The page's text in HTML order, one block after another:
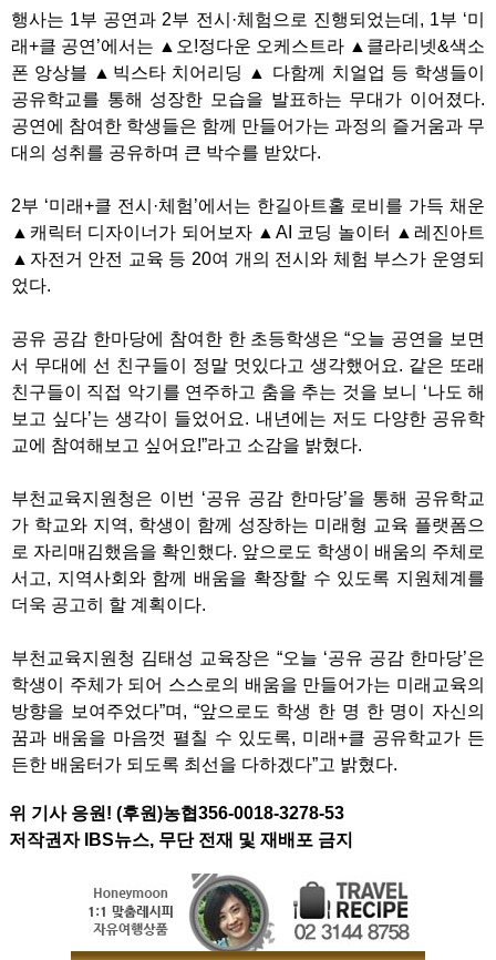
행사는 1부 공연과 2부 전시·체험으로 진행되었는데, 1부 ‘미
래+클 공연’에서는 ▲오!정다운 오케스트라 ▲클라리넷&색소
폰 앙상블 ▲빅스타 치어리딩 ▲ 다함께 치얼업 등 학생들이
공유학교를 통해 성장한 모습을 발표하는 무대가 이어졌다.
공연에 참여한 학생들은 함께 만들어가는 과정의 즐거움과 무
대의 성취를 공유하며 큰 박수를 받았다.
2부 ‘미래+클 전시·체험’에서는 한길아트홀 로비를 가득 채운
▲캐릭터 디자이너가 되어보자 ▲AI 코딩 놀이터 ▲레진아트
▲자전거 안전 교육 등 20여 개의 전시와 체험 부스가 운영되
었다.
공유 공감 한마당에 참여한 한 초등학생은 “오늘 공연을 보면
서 무대에 선 친구들이 정말 멋있다고 생각했어요. 같은 또래
친구들이 직접 악기를 연주하고 춤을 추는 것을 보니 ‘나도 해
보고 싶다’는 생각이 들었어요. 내년에는 저도 다양한 공유학
교에 참여해보고 싶어요!”라고 소감을 밝혔다.
부천교육지원청은 이번 ‘공유 공감 한마당’을 통해 공유학교
가 학교와 지역, 학생이 함께 성장하는 미래형 교육 플랫폼으
로 자리매김했음을 확인했다. 앞으로도 학생이 배움의 주체로
서고, 지역사회와 함께 배움을 확장할 수 있도록 지원체계를
더욱 공고히 할 계획이다.
부천교육지원청 김태성 교육장은 “오늘 ‘공유 공감 한마당’은
학생이 주체가 되어 스스로의 배움을 만들어가는 미래교육의
방향을 보여주었다”며, “앞으로도 학생 한 명 한 명이 자신의
꿈과 배움을 마음껏 펼칠 수 있도록, 미래+클 공유학교가 든
든한 배움터가 되도록 최선을 다하겠다”고 밝혔다.
위 기사 응원! (후원)농협356-0018-3278-53
저작권자 IBS뉴스, 무단 전재 및 재배포 금지